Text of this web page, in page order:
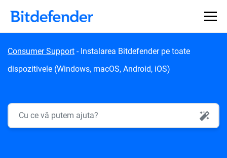
Consumer Support - Instalarea Bitdefender pe toate
dispozitivele (Windows, macOS, Android, iOS)